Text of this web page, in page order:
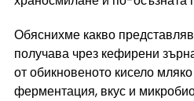
Обяснихме какво
получава чрез кефирени
от обикновеното кисело
ферментация, вкус и